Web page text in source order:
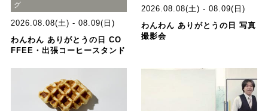
グ
2026.08.08(土) - 08.09(日)
わんわん ありがとうの日 CO
FFEE・出張コーヒースタンド
2026.08.08(土) - 08.09(日)
わんわん ありがとうの日 写真
撮影会